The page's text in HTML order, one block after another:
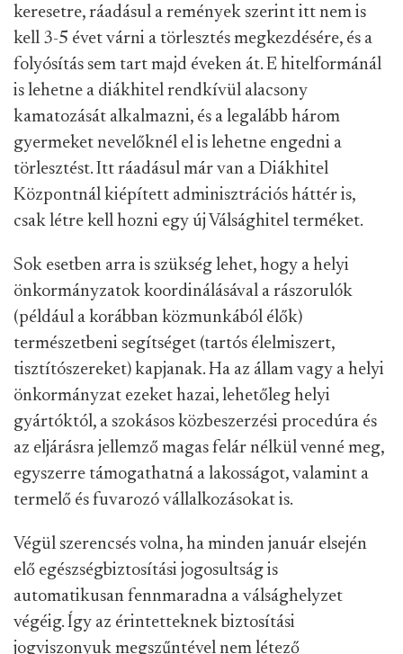
keresetre, ráadásul a remények szerint itt nem is
kell 3-5 évet várni a törlesztés megkezdésére, és a
folyósítás sem tart majd éveken át. E hitelformánál
is lehetne a diákhitel rendkívül alacsony
kamatozását alkalmazni, és a legalább három
gyermeket nevelőknél el is lehetne engedni a
törlesztést. Itt ráadásul már van a Diákhitel
Központnál kiépített adminisztrációs háttér is,
csak létre kell hozni egy új Válsághitel terméket.
Sok esetben arra is szükség lehet, hogy a helyi
önkormányzatok koordinálásával a rászorulók
(például a korábban közmunkából élők)
természetbeni segítséget (tartós élelmiszert,
tisztítószereket) kapjanak. Ha az állam vagy a helyi
önkormányzat ezeket hazai, lehetőleg helyi
gyártóktól, a szokásos közbeszerzési procedúra és
az eljárásra jellemző magas felár nélkül venné meg,
egyszerre támogathatná a lakosságot, valamint a
termelő és fuvarozó vállalkozásokat is.
Végül szerencsés volna, ha minden január elsején
elő egészségbiztosítási jogosultság is
automatikusan fennmaradna a válsághelyzet
végéig. Így az érintetteknek biztosítási
jogviszonyuk megszűntével nem létező